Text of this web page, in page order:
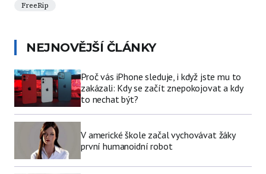
FreeRip
NEJNOVĚJŠÍ ČLÁNKY
Proč vás iPhone sleduje, i když jste mu to
zakázali: Kdy se začít znepokojovat a kdy
to nechat být?
V americké škole začal vychovávat žáky
první humanoidní robot